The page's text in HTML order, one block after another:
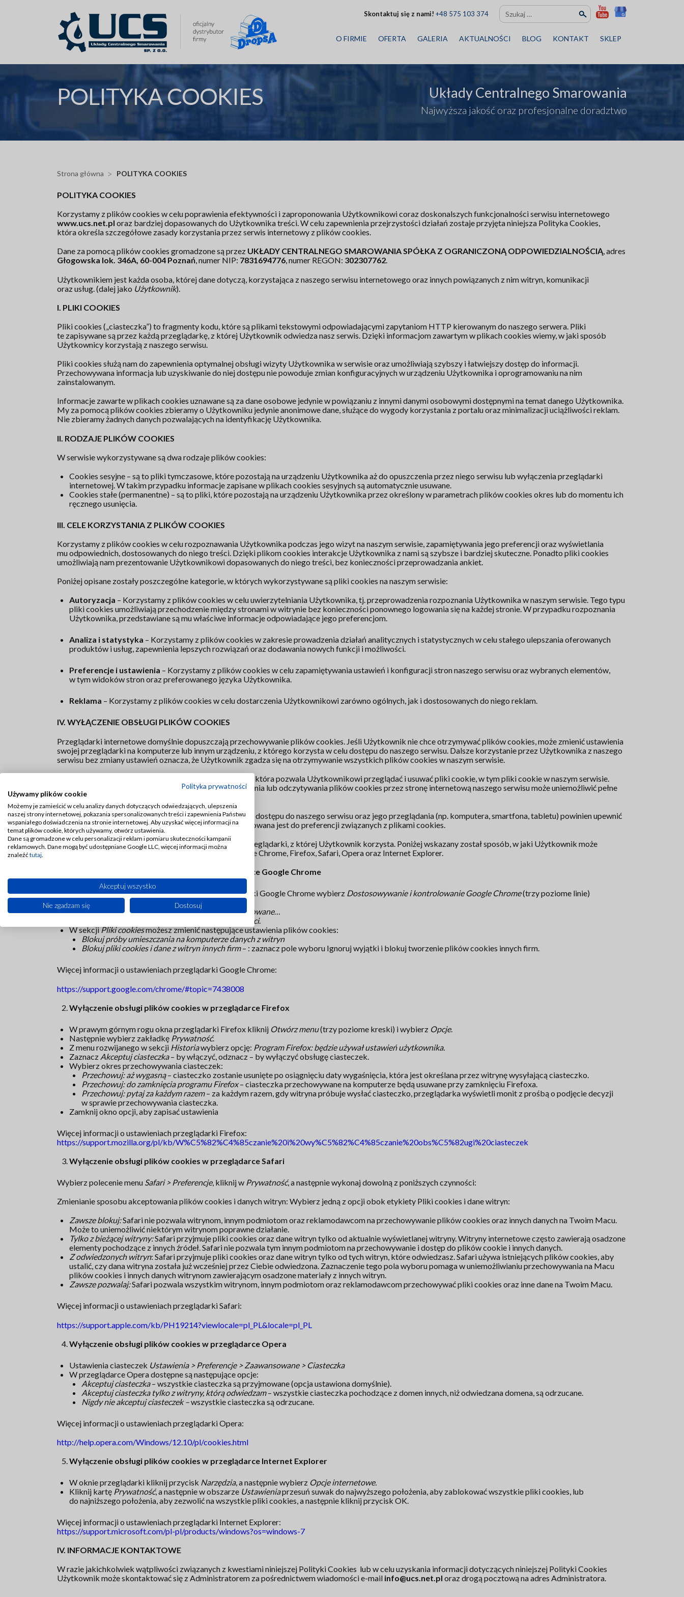
O FIRMIE OFERTA GALERIA AKTUALNOŚCI BLOG KONTAKT SKLEP
Skontaktuj się z nami! +48 575 103 374 Szukaj:
POLITYKA COOKIES Układy Centralnego Smarowania
Najwyższa jakość oraz profesjonalne doradztwo
Strona główna POLITYKA COOKIES
POLITYKA COOKIES
Korzystamy z plików cookies w celu poprawienia efektywności i zaproponowania Użytkownikowi coraz doskonalszych funkcjonalności serwisu internetowego
www.ucs.net.pl oraz bardziej dopasowanych do Użytkownika treści. W celu zapewnienia przejrzystości działań zostaje przyjęta niniejsza Polityka Cookies,
która określa szczegółowe zasady korzystania przez serwis internetowy z plików cookies.
Dane za pomocą plików cookies gromadzone są przez UKŁADY CENTRALNEGO SMAROWANIA SPÓŁKA Z OGRANICZONĄ ODPOWIEDZIALNOŚCIĄ, adres
Głogowska lok. 346A, 60-004 Poznań, numer NIP: 7831694776, numer REGON: 302307762.
Użytkownikiem jest każda osoba, której dane dotyczą, korzystająca z naszego serwisu internetowego oraz innych powiązanych z nim witryn, komunikacji
oraz usług. (dalej jako Użytkownik).
I. PLIKI COOKIES
Pliki cookies („ciasteczka”) to fragmenty kodu, które są plikami tekstowymi odpowiadającymi zapytaniom HTTP kierowanym do naszego serwera. Pliki
te zapisywane są przez każdą przeglądarkę, z której Użytkownik odwiedza nasz serwis. Dzięki informacjom zawartym w plikach cookies wiemy, w jaki sposób
Użytkownicy korzystają z naszego serwisu.
Pliki cookies służą nam do zapewnienia optymalnej obsługi wizyty Użytkownika w serwisie oraz umożliwiają szybszy i łatwiejszy dostęp do informacji.
Przechowywana informacja lub uzyskiwanie do niej dostępu nie powoduje zmian konfiguracyjnych w urządzeniu Użytkownika i oprogramowaniu na nim
zainstalowanym.
Informacje zawarte w plikach cookies uznawane są za dane osobowe jedynie w powiązaniu z innymi danymi osobowymi dostępnymi na temat danego Użytkownika.
My za pomocą plików cookies zbieramy o Użytkowniku jedynie anonimowe dane, służące do wygody korzystania z portalu oraz minimalizacji uciążliwości reklam.
Nie zbieramy żadnych danych pozwalających na identyfikację Użytkownika.
II. RODZAJE PLIKÓW COOKIES
W serwisie wykorzystywane są dwa rodzaje plików cookies:
Cookies sesyjne – są to pliki tymczasowe, które pozostają na urządzeniu Użytkownika aż do opuszczenia przez niego serwisu lub wyłączenia przeglądarki
internetowej. W takim przypadku informacje zapisane w plikach cookies sesyjnych są automatycznie usuwane.
Cookies stałe (permanentne) – są to pliki, które pozostają na urządzeniu Użytkownika przez określony w parametrach plików cookies okres lub do momentu ich
ręcznego usunięcia.
III. CELE KORZYSTANIA Z PLIKÓW COOKIES
Korzystamy z plików cookies w celu rozpoznawania Użytkownika podczas jego wizyt na naszym serwisie, zapamiętywania jego preferencji oraz wyświetlania
mu odpowiednich, dostosowanych do niego treści. Dzięki plikom cookies interakcje Użytkownika z nami są szybsze i bardziej skuteczne. Ponadto pliki cookies
umożliwiają nam prezentowanie Użytkownikowi dopasowanych do niego treści, bez konieczności przeprowadzania ankiet.
Poniżej opisane zostały poszczególne kategorie, w których wykorzystywane są pliki cookies na naszym serwisie:
Autoryzacja – Korzystamy z plików cookies w celu uwierzytelniania Użytkownika, tj. przeprowadzenia rozpoznania Użytkownika w naszym serwisie. Tego typu
pliki cookies umożliwiają przechodzenie między stronami w witrynie bez konieczności ponownego logowania się na każdej stronie. W przypadku rozpoznania
Użytkownika, przedstawiane są mu właściwe informacje odpowiadające jego preferencjom.
Analiza i statystyka – Korzystamy z plików cookies w zakresie prowadzenia działań analitycznych i statystycznych w celu stałego ulepszania oferowanych
produktów i usług, zapewnienia lepszych rozwiązań oraz dodawania nowych funkcji i możliwości.
Preferencje i ustawienia – Korzystamy z plików cookies w celu zapamiętywania ustawień i konfiguracji stron naszego serwisu oraz wybranych elementów,
w tym widoków stron oraz preferowanego języka Użytkownika.
Reklama – Korzystamy z plików cookies w celu dostarczenia Użytkownikowi zarówno ogólnych, jak i dostosowanych do niego reklam.
IV. WYŁĄCZENIE OBSŁUGI PLIKÓW COOKIES
Przeglądarki internetowe domyślnie dopuszczają przechowywanie plików cookies. Jeśli Użytkownik nie chce otrzymywać plików cookies, może zmienić ustawienia
swojej przeglądarki na komputerze lub innym urządzeniu, z którego korzysta w celu dostępu do naszego serwisu. Dalsze korzystanie przez Użytkownika z naszego
serwisu bez zmiany ustawień oznacza, że Użytkownik zgadza się na otrzymywanie wszystkich plików cookies w naszym serwisie.
Większość przeglądarek internetowych posiada funkcję, która pozwala Użytkownikowi przeglądać i usuwać pliki cookie, w tym pliki cookie w naszym serwisie.
Jednakże podkreślić należy, że brak możliwości zapisywania lub odczytywania plików cookies przez stronę internetową naszego serwisu może uniemożliwić pełne
i poprawne korzystanie z naszego serwisu.
Jeżeli Użytkownik używa różnych urządzeń do uzyskania dostępu do naszego serwisu oraz jego przeglądania (np. komputera, smartfona, tabletu) powinien upewnić
się, że każda przeglądarka na każdym urządzeniu dostosowana jest do preferencji związanych z plikami cookies.
Sposób wyłączenia obsługi plików cookies zależy od przeglądarki, z której Użytkownik korzysta. Poniżej wskazany został sposób, w jaki Użytkownik może
wyłączyć obsługę plików cookies w przeglądarce Google Chrome, Firefox, Safari, Opera oraz Internet Explorer.
Wyłączenie obsługi plików cookies w przeglądarce Google Chrome
W prawy górnym rogu przy pasku adresu przeglądarki Google Chrome wybierz Dostosowywanie i kontrolowanie Google Chrome(trzy poziome linie)
Wybierz
Ustawienia
Zjedź na dół okna i kliknijPokaż ustawienia zaawansowane…
Ustawienia treści.
W sekcjiPliki cookiesmożesz zmienić następujące ustawienia plików cookies:
Blokuj próby umieszczania na komputerze danych z witryn
Blokuj pliki cookies i dane z witryn innych firm– : zaznacz pole wyboru Ignoruj wyjątki i blokuj tworzenie plików cookies innych firm.
Więcej informacji o ustawieniach przeglądarki Google Chrome:
https://support.google.com/chrome/#topic=7438008
Wyłączenie obsługi plików cookies w przeglądarce Firefox
W prawym górnym rogu okna przeglądarki Firefox kliknij Otwórz menu(trzy poziome kreski) i wybierz Opcje.
Następnie wybierz zakładkę Prywatność.
Z menu rozwijanego w sekcji Historiawybierz opcję: Program Firefox: będzie używał ustawień użytkownika.
Zaznacz Akceptuj ciasteczka– by włączyć, odznacz – by wyłączyć obsługę ciasteczek.
Wybierz okres przechowywania ciasteczek:
Przechowuj: aż wygasną– ciasteczko zostanie usunięte po osiągnięciu daty wygaśnięcia, która jest określana przez witrynę wysyłającą ciasteczko.
Przechowuj: do zamknięcia programu Firefox– ciasteczka przechowywane na komputerze będą usuwane przy zamknięciu Firefoxa.
Przechowuj: pytaj za każdym razem– za każdym razem, gdy witryna próbuje wysłać ciasteczko, przeglądarka wyświetli monit z prośbą o podjęcie decyzji
w sprawie przechowywania ciasteczka.
Zamknij okno opcji, aby zapisać ustawienia
Więcej informacji o ustawieniach przeglądarki Firefox:
https://support.mozilla.org/pl/kb/W%C5%82%C4%85czanie%20i%20wy%C5%82%C4%85czanie%20obs%C5%82ugi%20ciasteczek
Wyłączenie obsługi plików cookies w przeglądarce Safari
Wybierz polecenie menu Safari > Preferencje, kliknij w Prywatność, a następnie wykonaj dowolną z poniższych czynności:
Zmienianie sposobu akceptowania plików cookies i danych witryn: Wybierz jedną z opcji obok etykiety Pliki cookies i dane witryn:
Zawsze blokuj:Safari nie pozwala witrynom, innym podmiotom oraz reklamodawcom na przechowywanie plików cookies oraz innych danych na Twoim Macu.
Może to uniemożliwić niektórym witrynom poprawne działanie.
Tylko z bieżącej witryny:Safari przyjmuje pliki cookies oraz dane witryn tylko od aktualnie wyświetlanej witryny. Witryny internetowe często zawierają osadzone
elementy pochodzące z innych źródeł. Safari nie pozwala tym innym podmiotom na przechowywanie i dostęp do plików cookie i innych danych.
Z odwiedzonych witryn: Safari przyjmuje pliki cookies oraz dane witryn tylko od tych witryn, które odwiedzasz. Safari używa istniejących plików cookies, aby
ustalić, czy dana witryna została już wcześniej przez Ciebie odwiedzona. Zaznaczenie tego pola wyboru pomaga w uniemożliwianiu przechowywania na Macu
plików cookies i innych danych witrynom zawierającym osadzone materiały z innych witryn.
Zawsze pozwalaj:Safari pozwala wszystkim witrynom, innym podmiotom oraz reklamodawcom przechowywać pliki cookies oraz inne dane na Twoim Macu.
Więcej informacji o ustawieniach przeglądarki Safari:
https://support.apple.com/kb/PH19214?viewlocale=pl_PL&locale=pl_PL
Wyłączenie obsługi plików cookies w przeglądarce Opera
Ustawienia ciasteczek Ustawienia > Preferencje > Zaawansowane > Ciasteczka
W przeglądarce Opera dostępne są następujące opcje:
Akceptuj ciasteczka– wszystkie ciasteczka są przyjmowane (opcja ustawiona domyślnie).
Akceptuj ciasteczka tylko z witryny, którą odwiedzam– wszystkie ciasteczka pochodzące z domen innych, niż odwiedzana domena, są odrzucane.
Nigdy nie akceptuj ciasteczek –wszystkie ciasteczka są odrzucane.
Więcej informacji o ustawieniach przeglądarki Opera:
http://help.opera.com/Windows/12.10/pl/cookies.html
Wyłączenie obsługi plików cookies w przeglądarce Internet Explorer
W oknie przeglądarki kliknij przycisk Narzędzia, a następnie wybierz Opcje internetowe.
Kliknij kartę Prywatność, a następnie w obszarze Ustawieniaprzesuń suwak do najwyższego położenia, aby zablokować wszystkie pliki cookies, lub
do najniższego położenia, aby zezwolić na wszystkie pliki cookies, a następnie kliknij przycisk OK.
Więcej informacji o ustawieniach przeglądarki Internet Explorer:
https://support.microsoft.com/pl-pl/products/windows?os=windows-7
IV. INFORMACJE KONTAKTOWE
W razie jakichkolwiek wątpliwości związanych z kwestiami niniejszej Polityki Cookies lub w celu uzyskania informacji dotyczących niniejszej Polityki Cookies
Użytkownik może skontaktować się z Administratorem za pośrednictwem wiadomości e-mail info@ucs.net.pl oraz drogą pocztową na adres Administratora.
Polityka prywatności
Używamy plików cookie
Możemy je zamieścić w celu analizy danych dotyczących odwiedzających, ulepszenia
naszej strony internetowej, pokazania spersonalizowanych treści i zapewnienia Państwu
wspaniałego doświadczenia na stronie internetowej. Aby uzyskać więcej informacji na
temat plików cookie, których używamy, otwórz ustawienia.
Dane są gromadzone w celu personalizacji reklam i pomiaru skuteczności kampanii
reklamowych. Dane mogą być udostępniane Google LLC, więcej informacji można
znaleźćtutaj.
Akceptuj wszystko
Nie zgadzam się Dostosuj